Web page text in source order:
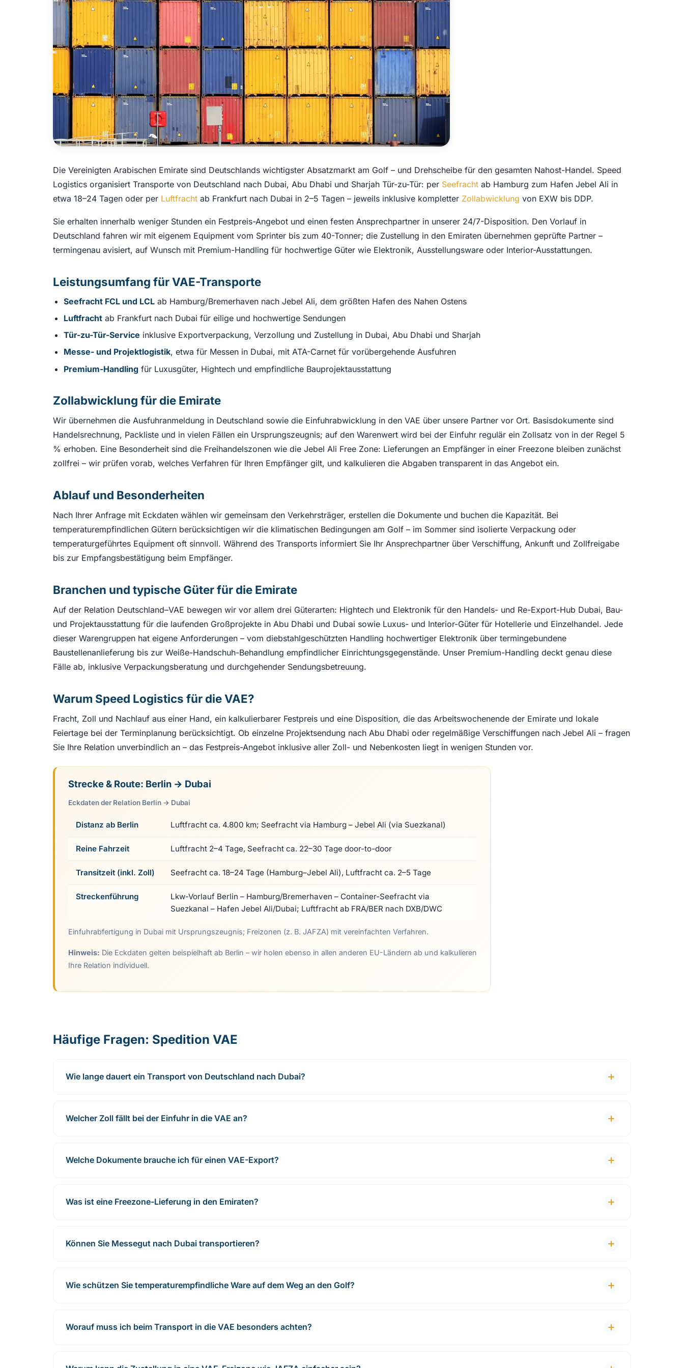
Die Vereinigten Arabischen Emirate sind Deutschlands wichtigster Absatzmarkt am Golf – und Drehscheibe für den gesamten Nahost-Handel. Speed
Logistics organisiert Transporte von Deutschland nach Dubai, Abu Dhabi und Sharjah Tür-zu-Tür: per Seefracht ab Hamburg zum Hafen Jebel Ali in
etwa 18–24 Tagen oder per Luftfracht ab Frankfurt nach Dubai in 2–5 Tagen – jeweils inklusive kompletter Zollabwicklung von EXW bis DDP.
Sie erhalten innerhalb weniger Stunden ein Festpreis-Angebot und einen festen Ansprechpartner in unserer 24/7-Disposition. Den Vorlauf in
Deutschland fahren wir mit eigenem Equipment vom Sprinter bis zum 40-Tonner; die Zustellung in den Emiraten übernehmen geprüfte Partner –
termingenau avisiert, auf Wunsch mit Premium-Handling für hochwertige Güter wie Elektronik, Ausstellungsware oder Interior-Ausstattungen.
Leistungsumfang für VAE-Transporte
Seefracht FCL und LCLab Hamburg/Bremerhaven nach Jebel Ali, dem größten Hafen des Nahen Ostens
Luftfrachtab Frankfurt nach Dubai für eilige und hochwertige Sendungen
Tür-zu-Tür-Service inklusive Exportverpackung, Verzollung und Zustellung in Dubai, Abu Dhabi und Sharjah
Messe- und Projektlogistik, etwa für Messen in Dubai, mit ATA-Carnet für vorübergehende Ausfuhren
Premium-Handlingfür Luxusgüter, Hightech und empfindliche Bauprojektausstattung
Zollabwicklung für die Emirate
Wir übernehmen die Ausfuhranmeldung in Deutschland sowie die Einfuhrabwicklung in den VAE über unsere Partner vor Ort. Basisdokumente sind
Handelsrechnung, Packliste und in vielen Fällen ein Ursprungszeugnis; auf den Warenwert wird bei der Einfuhr regulär ein Zollsatz von in der Regel 5
% erhoben. Eine Besonderheit sind die Freihandelszonen wie die Jebel Ali Free Zone: Lieferungen an Empfänger in einer Freezone bleiben zunächst
zollfrei – wir prüfen vorab, welches Verfahren für Ihren Empfänger gilt, und kalkulieren die Abgaben transparent in das Angebot ein.
Ablauf und Besonderheiten
Nach Ihrer Anfrage mit Eckdaten wählen wir gemeinsam den Verkehrsträger, erstellen die Dokumente und buchen die Kapazität. Bei
temperaturempfindlichen Gütern berücksichtigen wir die klimatischen Bedingungen am Golf – im Sommer sind isolierte Verpackung oder
temperaturgeführtes Equipment oft sinnvoll. Während des Transports informiert Sie Ihr Ansprechpartner über Verschiffung, Ankunft und Zollfreigabe
bis zur Empfangsbestätigung beim Empfänger.
Branchen und typische Güter für die Emirate
Auf der Relation Deutschland–VAE bewegen wir vor allem drei Güterarten: Hightech und Elektronik für den Handels- und Re-Export-Hub Dubai, Bau-
und Projektausstattung für die laufenden Großprojekte in Abu Dhabi und Dubai sowie Luxus- und Interior-Güter für Hotellerie und Einzelhandel. Jede
dieser Warengruppen hat eigene Anforderungen – vom diebstahlgeschützten Handling hochwertiger Elektronik über termingebundene
Baustellenanlieferung bis zur Weiße-Handschuh-Behandlung empfindlicher Einrichtungsgegenstände. Unser Premium-Handling deckt genau diese
Fälle ab, inklusive Verpackungsberatung und durchgehender Sendungsbetreuung.
Warum Speed Logistics für die VAE?
Fracht, Zoll und Nachlauf aus einer Hand, ein kalkulierbarer Festpreis und eine Disposition, die das Arbeitswochenende der Emirate und lokale
Feiertage bei der Terminplanung berücksichtigt. Ob einzelne Projektsendung nach Abu Dhabi oder regelmäßige Verschiffungen nach Jebel Ali – fragen
Sie Ihre Relation unverbindlich an – das Festpreis-Angebot inklusive aller Zoll- und Nebenkosten liegt in wenigen Stunden vor.
Strecke & Route: Berlin → Dubai
Eckdaten der Relation Berlin → Dubai
Distanz ab Berlin Luftfracht ca. 4.800 km; Seefracht via Hamburg – Jebel Ali (via Suezkanal)
Reine Fahrzeit Luftfracht 2–4 Tage, Seefracht ca. 22–30 Tage door-to-door
Transitzeit (inkl. Zoll) Seefracht ca. 18–24 Tage (Hamburg–Jebel Ali), Luftfracht ca. 2–5 Tage
Streckenführung
Lkw-Vorlauf Berlin – Hamburg/Bremerhaven – Container-Seefracht via
Suezkanal – Hafen Jebel Ali/Dubai; Luftfracht ab FRA/BER nach DXB/DWC
Einfuhrabfertigung in Dubai mit Ursprungszeugnis; Freizonen (z. B. JAFZA) mit vereinfachten Verfahren.
Hinweis: Die Eckdaten gelten beispielhaft ab Berlin – wir holen ebenso in allen anderen EU-Ländern ab und kalkulieren
Ihre Relation individuell.
Häufige Fragen: Spedition VAE
Wie lange dauert ein Transport von Deutschland nach Dubai?
Welcher Zoll fällt bei der Einfuhr in die VAE an?
Welche Dokumente brauche ich für einen VAE-Export?
Was ist eine Freezone-Lieferung in den Emiraten?
Können Sie Messegut nach Dubai transportieren?
Wie schützen Sie temperaturempfindliche Ware auf dem Weg an den Golf?
Worauf muss ich beim Transport in die VAE besonders achten?